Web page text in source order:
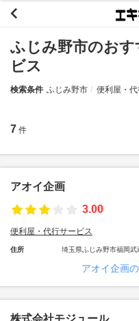
ふじみ野市のお
ビス
検索条件 ふじみ野市 便利屋・
7 件
アオイ企画
3.00
便利屋・代行サービス
住所 埼玉県ふじみ野市福岡武
アオイ企画
株式会社モジュール